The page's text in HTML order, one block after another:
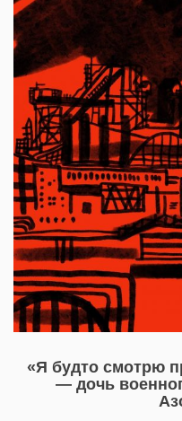
«Я будто смотрю
— дочь